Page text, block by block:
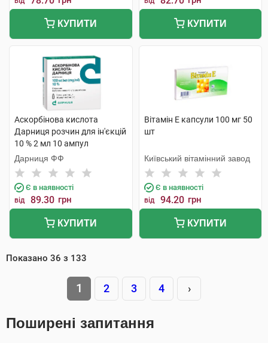
КУПИТИ КУПИТИ
Аскорбінова кислота
Дарниця розчин для ін'єкцій
10 % 2 мл 10 ампул
Дарниця ФФ
Є в наявності
від 89.30 грн
КУПИТИ
Вітамін E капсули 100 мг 50
шт
Київський вітамінний завод
Є в наявності
від 94.20 грн
КУПИТИ
Показано 36 з 133
1 2 3 4 ›
Поширені запитання